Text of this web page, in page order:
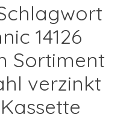
14126
Sortiment
verzinkt